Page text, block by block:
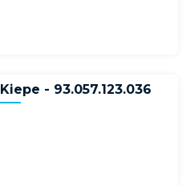
Kiepe - 93.057.123.036